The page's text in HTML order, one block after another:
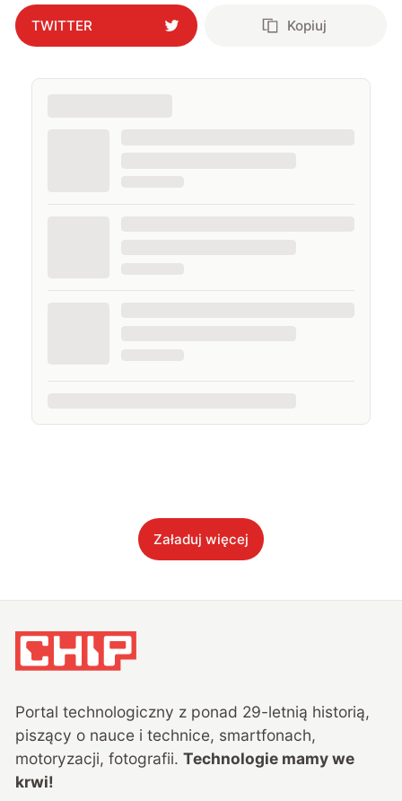
procesach sprzedażowych oraz projektowych
związanych z mediami i content marketingiem. Od
2020 roku prowadzę również własny podcast. Praca z
TWITTER Kopiuj
Załaduj więcej
Portal technologiczny z ponad 29-letnią historią,
piszący o nauce i technice, smartfonach,
motoryzacji, fotografii. Technologie mamy we
krwi!